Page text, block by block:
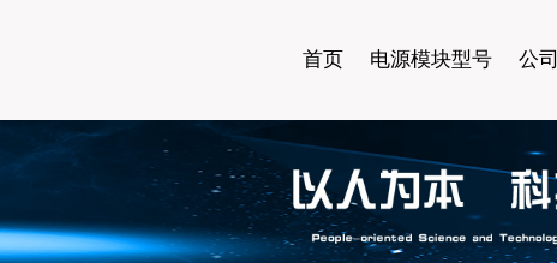
首页 电源模块型号 公